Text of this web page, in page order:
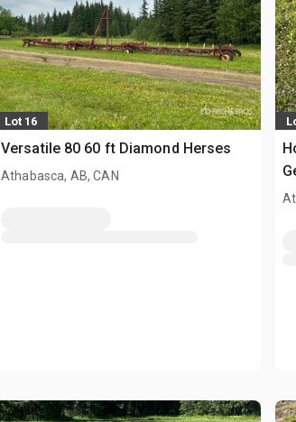
Lot 16
Versatile 80 60 ft Diamond Herses
Athabasca, AB, CAN